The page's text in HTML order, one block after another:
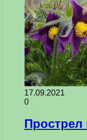
17.09.2021
0